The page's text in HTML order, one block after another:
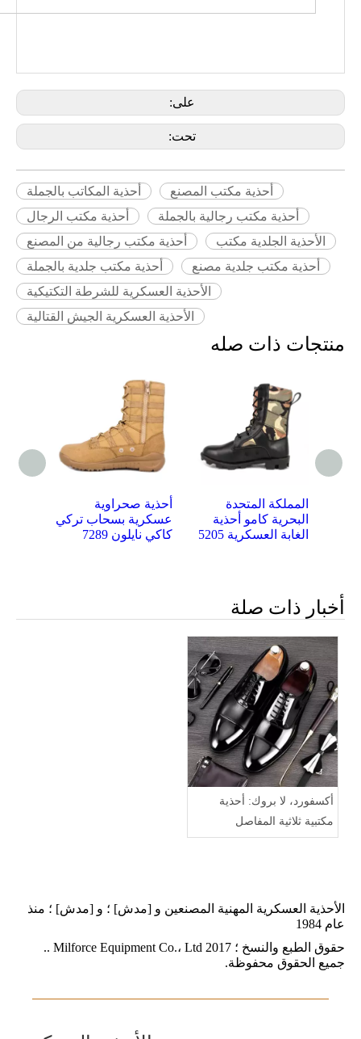
على:
تحت:
أحذية المكاتب بالجملة
أحذية مكتب المصنع
أحذية مكتب الرجال
أحذية مكتب رجالية بالجملة
أحذية مكتب رجالية من المصنع
الأحذية الجلدية مكتب
أحذية مكتب جلدية بالجملة
أحذية مكتب جلدية مصنع
الأحذية العسكرية للشرطة التكتيكية
الأحذية العسكرية الجيش القتالية
منتجات ذات صله
المملكة المتحدة
البحرية كامو أحذية
الغابة العسكرية 5205
أحذية عسكرية معزولة
من جلد الغاب الماليزي
62103
أخبار ذات صلة
أكسفورد، لا بروك: أحذية
مكتبية ثلاثية المفاصل
الأحذية العسكرية المهنية المصنعين و [مدش] ؛ و [مدش] ؛ منذ
عام 1984
حقوق الطبع والنسخ ؛ 2017 Milforce Equipment Co.، Ltd ..
جميع الحقوق محفوظة.